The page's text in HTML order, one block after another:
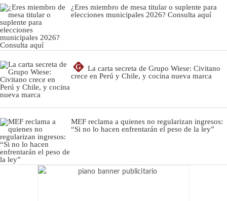
¿Eres miembro de mesa titular o suplente para
elecciones municipales 2026? Consulta aquí
G
La carta secreta de Grupo Wiese: Civitano
crece en Perú y Chile, y cocina nueva marca
MEF reclama a quienes no regularizan ingresos:
“Si no lo hacen enfrentarán el peso de la ley”